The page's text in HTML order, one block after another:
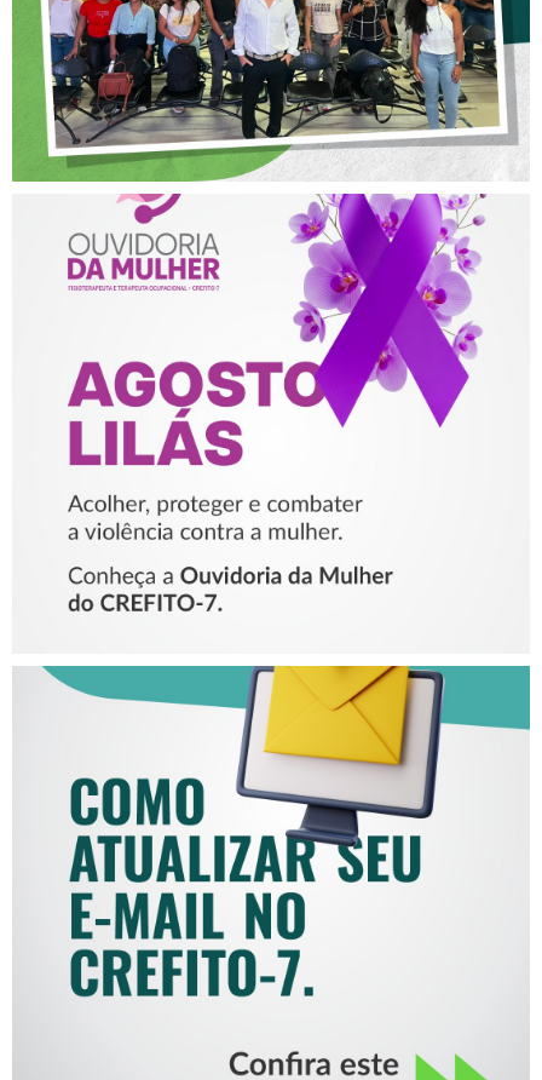
AGOSTO LILÁS – ACOLHER,
PROTEGER E COMBATER A
VIOLÊNCIA CONTRA A
MULHER
COMO ATUALIZAR SEU E-
MAIL NO CREFITO-7